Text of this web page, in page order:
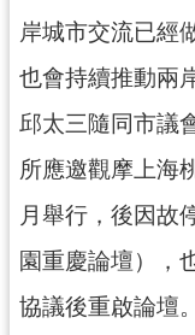
站
資
料
放
宣
告
岸城市交流已經
也會持續推動兩
邱太三隨同市議
所應邀觀摩上海
月舉行，後因故
園重慶論壇），
協議後重啟論壇。